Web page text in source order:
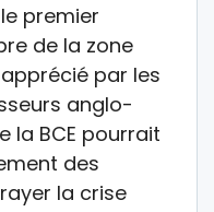
premier
de la zone
par les
anglo-
la BCE pourrait
des
la crise